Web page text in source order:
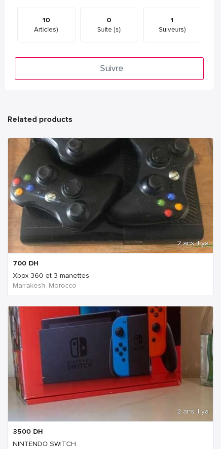
10
Articles)
0
Suite (s)
1
Suiveurs)
Suivre
Related products
2 ans Il ya
700 DH
Xbox 360 et 3 manettes
Marrakesh, Morocco
2 ans Il ya
3500 DH
NINTENDO SWITCH